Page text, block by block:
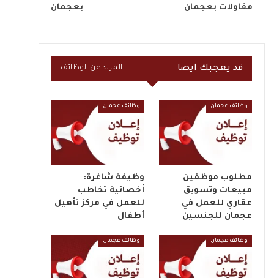
مقاولات بعجمان
بعجمان
قد يعجبك ايضا المزيد عن الوظائف
وظائف عجمان
مطلوب موظفين
مبيعات وتسويق
عقاري للعمل في
عجمان للجنسين
وظائف عجمان
وظيفة شاغرة:
أخصائية تخاطب
للعمل في مركز تأهيل
أطفال
وظائف عجمان وظائف عجمان